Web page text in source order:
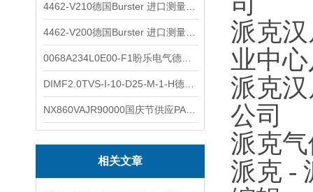
相关文章
派克
业中
派克
公司
派克
派克 -